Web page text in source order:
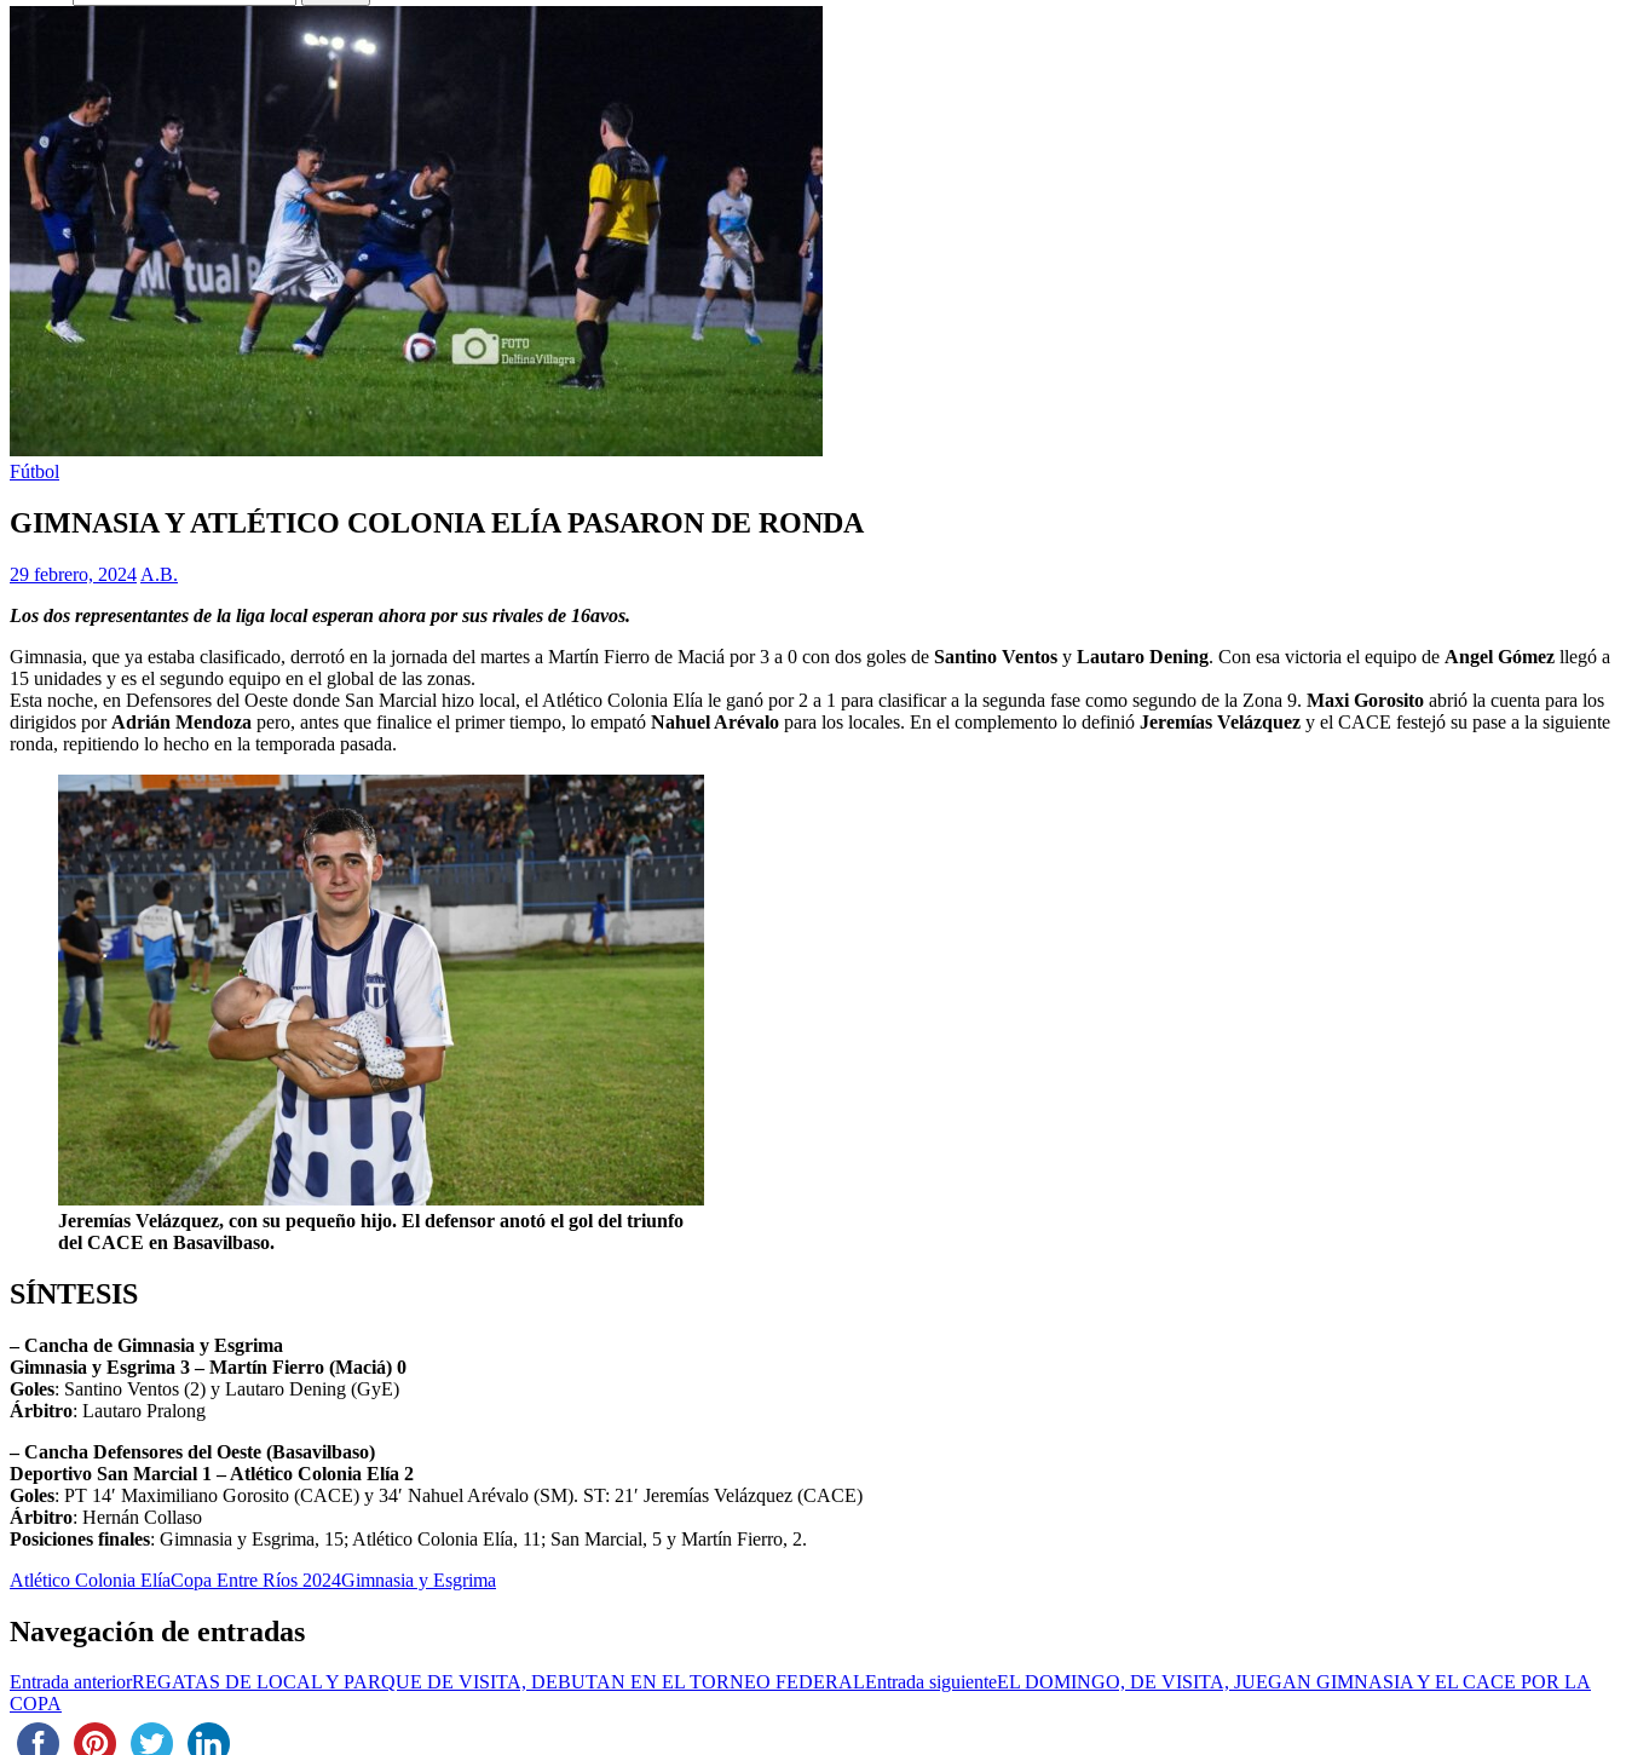
Fútbol
GIMNASIA Y ATLÉTICO COLONIA ELÍA PASARON DE RONDA
29 febrero, 2024 A.B.
Los dos representantes de la liga local esperan ahora por sus rivales de 16avos.
Gimnasia, que ya estaba clasificado, derrotó en la jornada del martes a Martín Fierro de Maciá por 3 a 0 con dos goles de Santino Ventos y Lautaro Dening. Con esa victoria el equipo de Angel Gómez llegó a
15 unidades y es el segundo equipo en el global de las zonas.
Esta noche, en Defensores del Oeste donde San Marcial hizo local, el Atlético Colonia Elía le ganó por 2 a 1 para clasificar a la segunda fase como segundo de la Zona 9. Maxi Gorosito abrió la cuenta para los
dirigidos por Adrián Mendoza pero, antes que finalice el primer tiempo, lo empató Nahuel Arévalo para los locales. En el complemento lo definió Jeremías Velázquez y el CACE festejó su pase a la siguiente
ronda, repitiendo lo hecho en la temporada pasada.
Jeremías Velázquez, con su pequeño hijo. El defensor anotó el gol del triunfo
del CACE en Basavilbaso.
SÍNTESIS
– Cancha de Gimnasia y Esgrima
Gimnasia y Esgrima 3 – Martín Fierro (Maciá) 0
Goles: Santino Ventos (2) y Lautaro Dening (GyE)
Árbitro: Lautaro Pralong
– Cancha Defensores del Oeste (Basavilbaso)
Deportivo San Marcial 1 – Atlético Colonia Elía 2
Goles: PT 14′ Maximiliano Gorosito (CACE) y 34′ Nahuel Arévalo (SM). ST: 21′ Jeremías Velázquez (CACE)
Árbitro: Hernán Collaso
Posiciones finales: Gimnasia y Esgrima, 15; Atlético Colonia Elía, 11; San Marcial, 5 y Martín Fierro, 2.
Atlético Colonia ElíaCopa Entre Ríos 2024Gimnasia y Esgrima
Navegación de entradas
Entrada anteriorREGATAS DE LOCAL Y PARQUE DE VISITA, DEBUTAN EN EL TORNEO FEDERALEntrada siguienteEL DOMINGO, DE VISITA, JUEGAN GIMNASIA Y EL CACE POR LA
COPA